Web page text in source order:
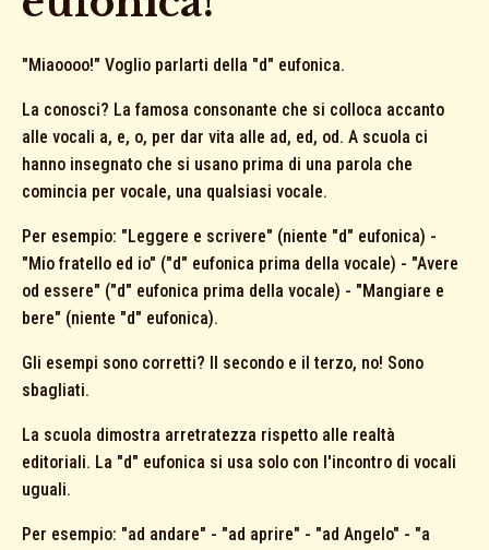
"Miaoooo!" Voglio parlarti della "d" eufonica.
La conosci? La famosa consonante che si colloca accanto
alle vocali a, e, o, per dar vita alle ad, ed, od. A scuola ci
hanno insegnato che si usano prima di una parola che
comincia per vocale, una qualsiasi vocale.
Per esempio: "Leggere e scrivere" (niente "d" eufonica) -
"Mio fratello ed io" ("d" eufonica prima della vocale) - "Avere
od essere" ("d" eufonica prima della vocale) - "Mangiare e
bere" (niente "d" eufonica).
Gli esempi sono corretti? Il secondo e il terzo, no! Sono
sbagliati.
La scuola dimostra arretratezza rispetto alle realtà
editoriali. La "d" eufonica si usa solo con l'incontro di vocali
uguali.
Per esempio: "ad andare" - "ad aprire" - "ad Angelo" - "a